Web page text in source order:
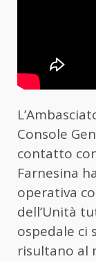
Console
contatto
Farnesina
operativa
dell’Unità
ospedale ci
risultano al